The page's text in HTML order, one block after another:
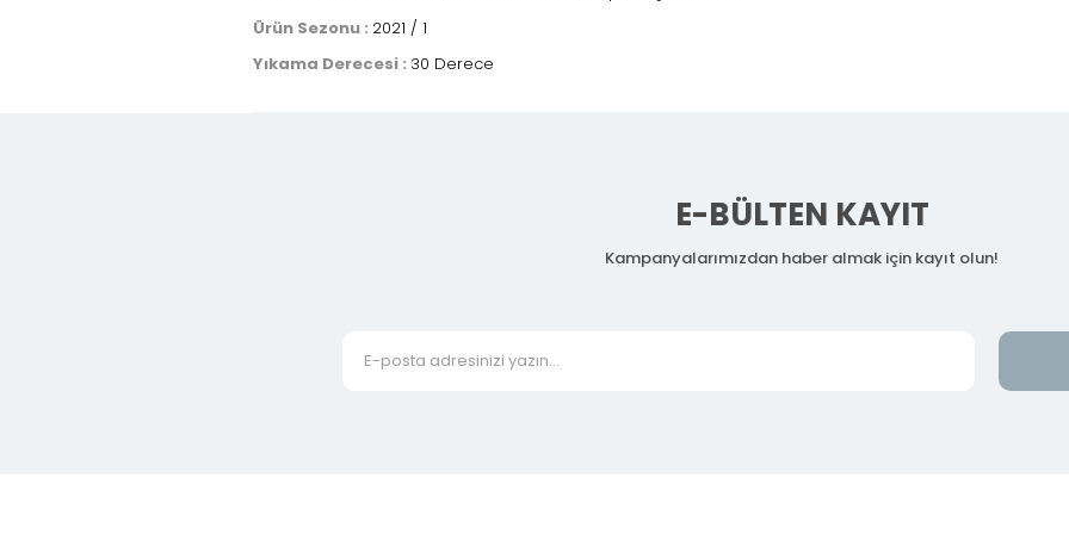
Ürün Sezonu : 2021 / 1
Yıkama Derecesi : 30 Derece
E-BÜLTEN KAYIT
Kampanyalarımızdan haber almak için kayıt olun!